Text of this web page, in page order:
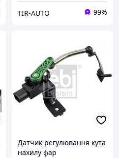
TIR-AUTO 99%
Датчик регулювання кута
нахилу фар